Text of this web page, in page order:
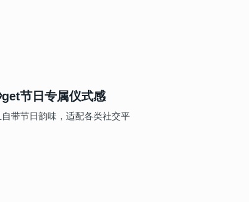
节日专属仪式感
带节日韵味，适配各类社交平